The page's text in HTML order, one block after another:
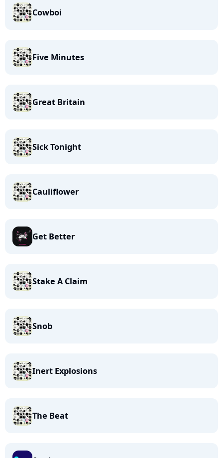
Cowboi
Five Minutes
Great Britain
Sick Tonight
Cauliflower
Get Better
Stake A Claim
Snob
Inert Explosions
The Beat